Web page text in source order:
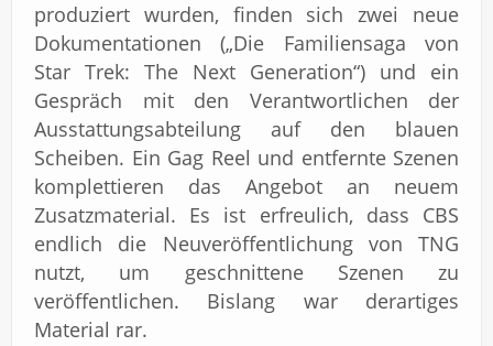
produziert wurden, finden sich zwei neue
Dokumentationen („Die Familiensaga von
Star Trek: The Next Generation“) und ein
Gespräch mit den Verantwortlichen der
Ausstattungsabteilung auf den blauen
Scheiben. Ein Gag Reel und entfernte Szenen
komplettieren das Angebot an neuem
Zusatzmaterial. Es ist erfreulich, dass CBS
endlich die Neuveröffentlichung von TNG
nutzt, um geschnittene Szenen zu
veröffentlichen. Bislang war derartiges
Material rar.